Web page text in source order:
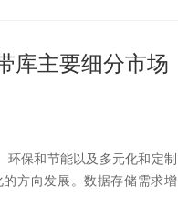
库主要细分市场
保和节能以及多元化和定制
方向发展。数据存储需求增